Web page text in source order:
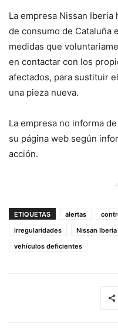
La empresa Nissan Iberia
de consumo de Cataluña
medidas que
en contactar con los
afectados, para sustituir
una pieza nueva.
La empresa no informa
su página web según
acción.
-
ETIQUETAS alertas
irregularidades
Nissan Iberia
vehículos deficientes